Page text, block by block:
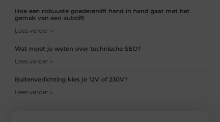
Hoe een robuuste goederenlift hand in hand gaat met het
gemak van een autolift
Lees verder »
Wat moet je weten over technische SEO?
Lees verder »
Buitenverlichting kies je 12V of 230V?
Lees verder »